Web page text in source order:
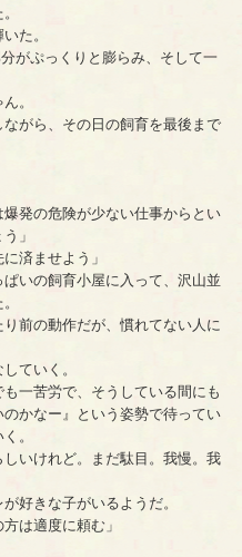
た。
がぷっくりと膨らみ、そして一
。
がら、その日の飼育を最後まで
発の危険が少ない仕事からとい
」
済ませよう」
いの飼育小屋に入って、沢山並
前の動作だが、慣れてない人に
ていく。
一苦労で、そうしている間にも
かなー』という姿勢で待ってい
。
しいけれど。まだ駄目。我慢。我
好きな子がいるようだ。
は適度に頼む」